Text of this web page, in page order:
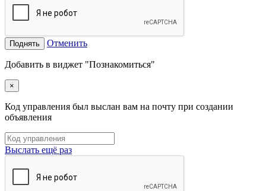
Поднять Отменить
Добавить в виджет "Познакомиться"
×
Код управления был выслан вам на почту при создании
объявления
Выслать ещё раз